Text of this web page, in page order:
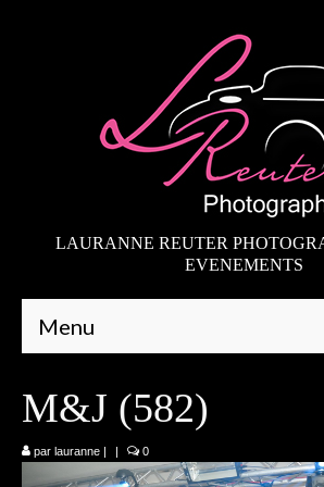
LAURANNE REUTER
EVENEMENTS
Menu
Mariages
M&J (582)
par lauranne | | 0